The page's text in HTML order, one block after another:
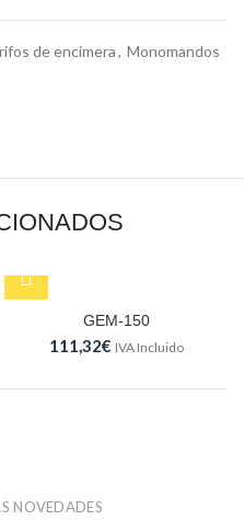
de encimera, Monomandos
GEM-150
111,32€ IVA Incluido
NOVEDADES